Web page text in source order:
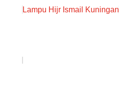
Lampu Hijr Ismail Kuningan